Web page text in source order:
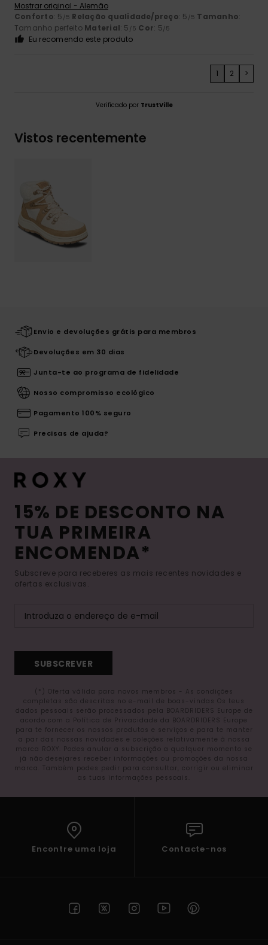
Mostrar original - Alemão
Conforto: 5 /5 Relação qualidade/preço: 5 /5 Tamanho:
Tamanho perfeito Material: 5 /5 Cor: 5/5
Eu recomendo este produto
1 2 >
Verificado por TrustVille
Vistos recentemente
Envio e devoluções grátis para membros
Devoluções em 30 dias
Junta-te ao programa de fidelidade
Nosso compromisso ecológico
Pagamento 100% seguro
Precisas de ajuda?
15% DE DESCONTO NA
TUA PRIMEIRA
ENCOMENDA*
Subscreve para receberes as mais recentes novidades e
ofertas exclusivas.
SUBSCREVER
(*) Oferta válida para novos membros - As condições
completas são descritas no e-mail de boas-vindas Os teus
dados pessoais serão processados pela BOARDRIDERS Europe de
acordo com a Política de Privacidade da BOARDRIDERS Europe
para te fornecer os nossos produtos e serviços e para te manter
a par das nossas novidades e coleções relativamente à nossa
marca ROXY. Podes anular a subscrição a qualquer momento se
já não desejares receber informações ou promoções da nossa
marca. Também podes pedir para consultar, corrigir ou eliminar
as tuas informações pessoais.
Encontre uma loja Contacte-nos